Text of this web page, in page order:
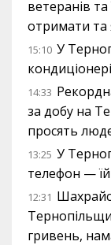
ветеранів
отримати та
15:10 У
14:33
за добу на
просять
13:25 У
телефон —
12:31
гривень,